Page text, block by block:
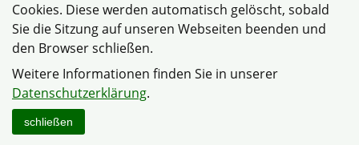
Mitgliedermagazin
Gartenberatung
© Gemeinschaft Müschede im Verband Wohneigentum NRW
Datenschutzerklärung
Cookies. Diese werden automatisch gelöscht, sobald
Sie die Sitzung auf unseren Webseiten beenden und
den Browser schließen.
Weitere Informationen finden Sie in unserer
Datenschutzerklärung.
schließen